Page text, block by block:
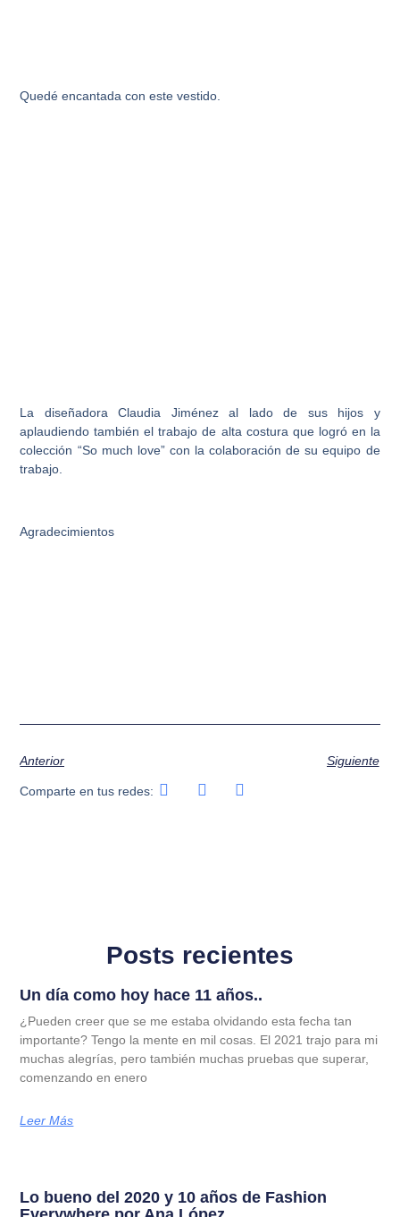
Quedé encantada con este vestido.
La diseñadora Claudia Jiménez al lado de sus hijos y
aplaudiendo también el trabajo de alta costura que logró en la
colección “So much love” con la colaboración de su equipo de
trabajo.
Agradecimientos
Anterior Siguiente
Comparte en tus redes:
Posts recientes
Un día como hoy hace 11 años..
¿Pueden creer que se me estaba olvidando esta fecha tan
importante? Tengo la mente en mil cosas. El 2021 trajo para mi
muchas alegrías, pero también muchas pruebas que superar,
comenzando en enero
Leer Más
Lo bueno del 2020 y 10 años de Fashion